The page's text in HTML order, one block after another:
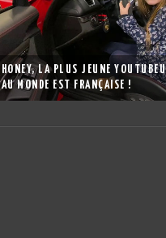
HONEY, LA PLUS JEUNE
AU MONDE EST FRANÇAISE !